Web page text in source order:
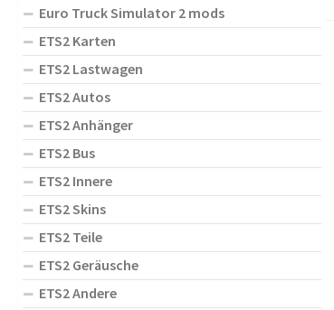
Euro Truck Simulator 2 mods
ETS2 Karten
ETS2 Lastwagen
ETS2 Autos
ETS2 Anhänger
ETS2 Bus
ETS2 Innere
ETS2 Skins
ETS2 Teile
ETS2 Geräusche
ETS2 Andere